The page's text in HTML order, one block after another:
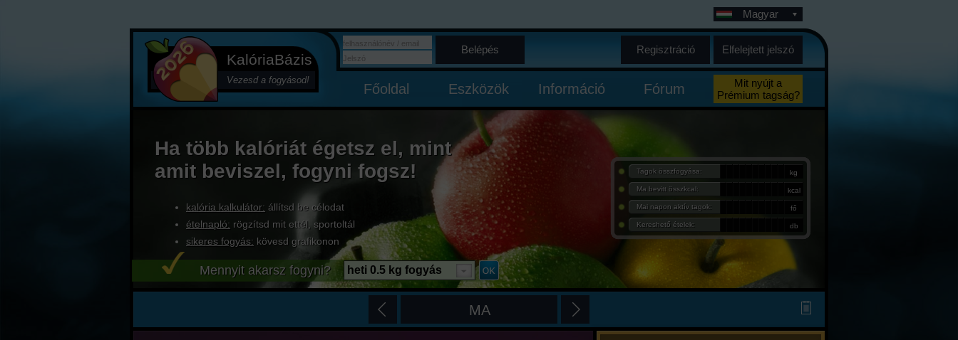
KalóriaBázis
Vezesd a fogyásod!
Magyar
Belépés Regisztráció Elfelejtett jelszó
Főoldal Eszközök Információ Fórum
Mit nyújt a
Prémium tagság?
Ha több kalóriát égetsz el, mint
amit beviszel, fogyni fogsz!
kalória kalkulátor: állítsd be célodat
ételnapló: rögzítsd mit ettél, sportoltál
sikeres fogyás: kövesd grafikonon
Tagok összfogyása: kg
Ma bevitt összkcal: kcal
Mai napon aktív tagok: fő
Kereshető ételek: db
Mennyit akarsz fogyni? heti 0.5 kg fogyás
MA